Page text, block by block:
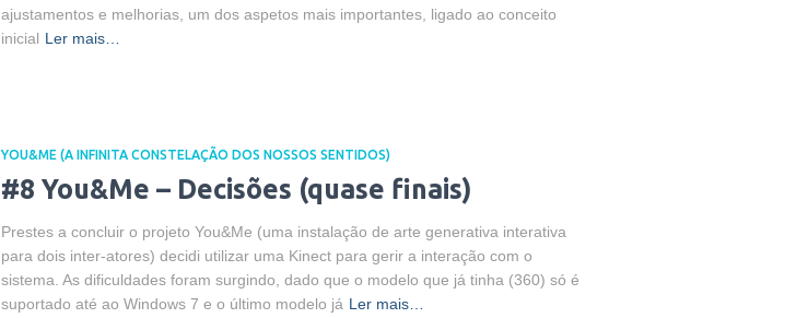
ajustamentos e melhorias, um dos aspetos mais importantes, ligado ao conceito
inicial Ler mais…
YOU&ME (A INFINITA CONSTELAÇÃO DOS NOSSOS SENTIDOS)
#8 You&Me – Decisões (quase finais)
Prestes a concluir o projeto You&Me (uma instalação de arte generativa interativa
para dois inter-atores) decidi utilizar uma Kinect para gerir a interação com o
sistema. As dificuldades foram surgindo, dado que o modelo que já tinha (360) só é
suportado até ao Windows 7 e o último modelo já Ler mais…